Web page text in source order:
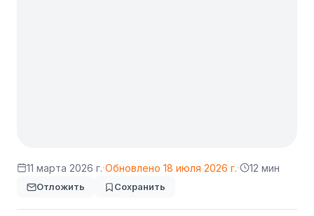
11 марта 2026 г.·Обновлено 18 июля 2026 г.· 12 мин
Отложить Сохранить